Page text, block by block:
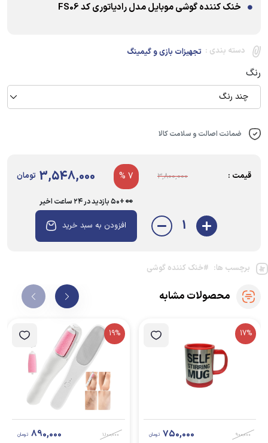
خنک کننده گوشی موبایل مدل رادیاتوری کد FS06
دسته بندی : تجهیزات بازی و گیمینگ
رنگ
چند رنگ
ضمانت اصالت و سلامت کالا
قیمت : 3,800,000
7 %
3,548,000 تومان
1
👀 +۵۰ بازدید در ۲۴ ساعت اخیر
افزودن به سبد خرید
برچسب ها: #خنک کننده گوشی
محصولات مشابه
17%
900,000
750,000 تومان
19%
1,100,000
890,000 تومان